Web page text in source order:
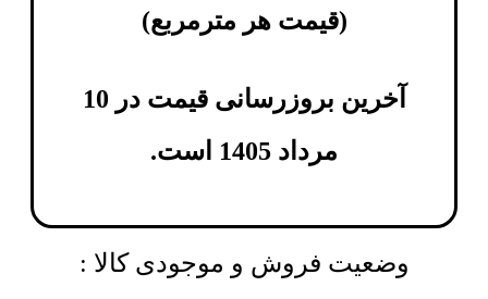
(قیمت هر مترمربع)
آخرین بروزرسانی قیمت در 10
مرداد 1405 است.
وضعیت فروش و موجودی کالا :